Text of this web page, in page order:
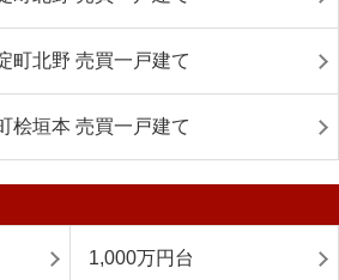
町北野 売買一戸建て
桧垣本 売買一戸建て
1,000万円台